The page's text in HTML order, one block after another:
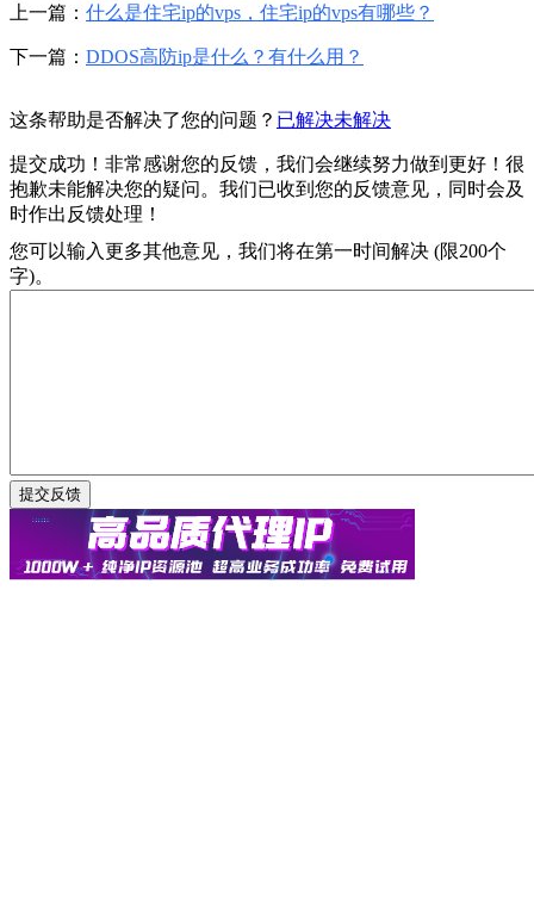
上一篇： 什么是住宅ip的vps，住宅ip的vps有哪些？
下一篇： DDOS高防ip是什么？有什么用？
这条帮助是否解决了您的问题？ 已解决未解决
提交成功！非常感谢您的反馈，我们会继续努力做到更好！ 很
抱歉未能解决您的疑问。我们已收到您的反馈意见，同时会及
时作出反馈处理！
您可以输入更多其他意见，我们将在第一时间解决 (限200个
字)。